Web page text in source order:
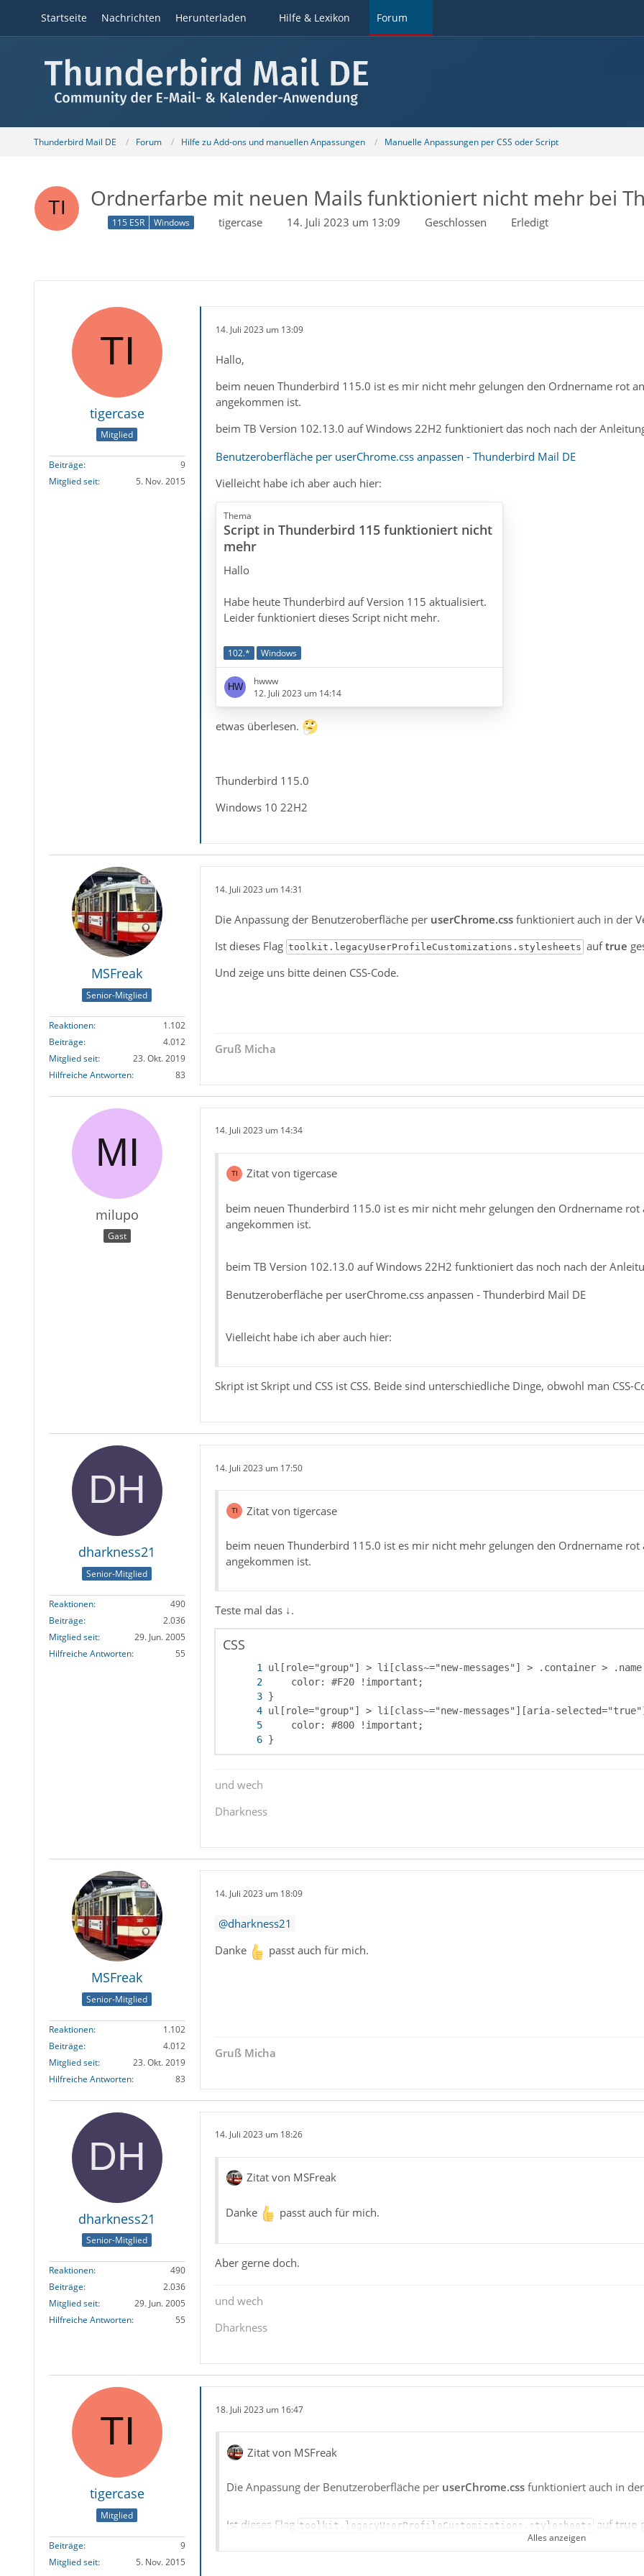
Startseite Nachrichten Herunterladen Hilfe & Lexikon Forum
Thunderbird Mail DE Forum Hilfe zu Add-ons und manuellen Anpassungen Manuelle Anpassungen per CSS oder Script
Ordnerfarbe mit neuen Mails funktioniert nicht mehr bei
115 ESR Windows tigercase 14. Juli 2023 um 13:09 Geschlossen Erledigt
tigercase
Mitglied
Beiträge
9
Mitglied seit
5. Nov. 2015
14. Juli 2023 um 13:09
Hallo,
beim neuen Thunderbird 115.0 ist es mir nicht mehr gelungen den Ordnername rot
angekommen ist.
beim TB Version 102.13.0 auf Windows 22H2 funktioniert das noch nach der
Benutzeroberfläche per userChrome.css anpassen - Thunderbird Mail DE
Vielleicht habe ich aber auch hier:
Thema
Script in Thunderbird 115 funktioniert nicht
mehr
Hallo
Habe heute Thunderbird auf Version 115 aktualisiert.
Leider funktioniert dieses Script nicht mehr.
(Quelltext, 68 Zeilen)
gibt es schon eine Lösung hierfür?
Hatte vorher für jede Nachricht Streifen hell dunkel
Besten Dank schon mal hwww
102.* Windows
hwww
12. Juli 2023 um 14:14
etwas überlesen.
Thunderbird 115.0
Windows 10 22H2
MSFreak
Senior-Mitglied
Reaktionen
1.102
Beiträge
4.012
Mitglied seit
23. Okt. 2019
Hilfreiche Antworten
83
14. Juli 2023 um 14:31
Die Anpassung der Benutzeroberfläche per userChrome.cssfunktioniert auch in der
Ist dieses Flag toolkit.legacyUserProfileCustomizations.stylesheets auftrue
Und zeige uns bitte deinen CSS-Code.
Gruß Micha
milupo
Gast
14. Juli 2023 um 14:34
Zitat von tigercase
beim neuen Thunderbird 115.0 ist es mir nicht mehr gelungen den Ordnername rot
angekommen ist.
beim TB Version 102.13.0 auf Windows 22H2 funktioniert das noch nach der
Benutzeroberfläche per userChrome.css anpassen - Thunderbird Mail DE
Vielleicht habe ich aber auch hier:
Skript ist Skript und CSS ist CSS. Beide sind unterschiedliche Dinge, obwohl man CSS-
dharkness21
Senior-Mitglied
Reaktionen
490
Beiträge
2.036
Mitglied seit
29. Jun. 2005
Hilfreiche Antworten
55
14. Juli 2023 um 17:50
Zitat von tigercase
beim neuen Thunderbird 115.0 ist es mir nicht mehr gelungen den Ordnername rot
angekommen ist.
Teste mal das ↓.
CSS
}
und wech
Dharkness
MSFreak
Senior-Mitglied
Reaktionen
1.102
Beiträge
4.012
Mitglied seit
23. Okt. 2019
Hilfreiche Antworten
83
14. Juli 2023 um 18:09
dharkness21
Danke
passt auch für mich.
Gruß Micha
dharkness21
Senior-Mitglied
Reaktionen
490
Beiträge
2.036
Mitglied seit
29. Jun. 2005
Hilfreiche Antworten
55
14. Juli 2023 um 18:26
Zitat von MSFreak
Danke passt auch für mich.
Aber gerne doch.
und wech
Dharkness
tigercase
Mitglied
Beiträge
9
Mitglied seit
5. Nov. 2015
18. Juli 2023 um 16:47
Zitat von MSFreak
Die Anpassung der Benutzeroberfläche per userChrome.cssfunktioniert auch in
Ist dieses Flag toolkit.legacyUserProfileCustomizations.stylesheets auftrue
Alles anzeigen